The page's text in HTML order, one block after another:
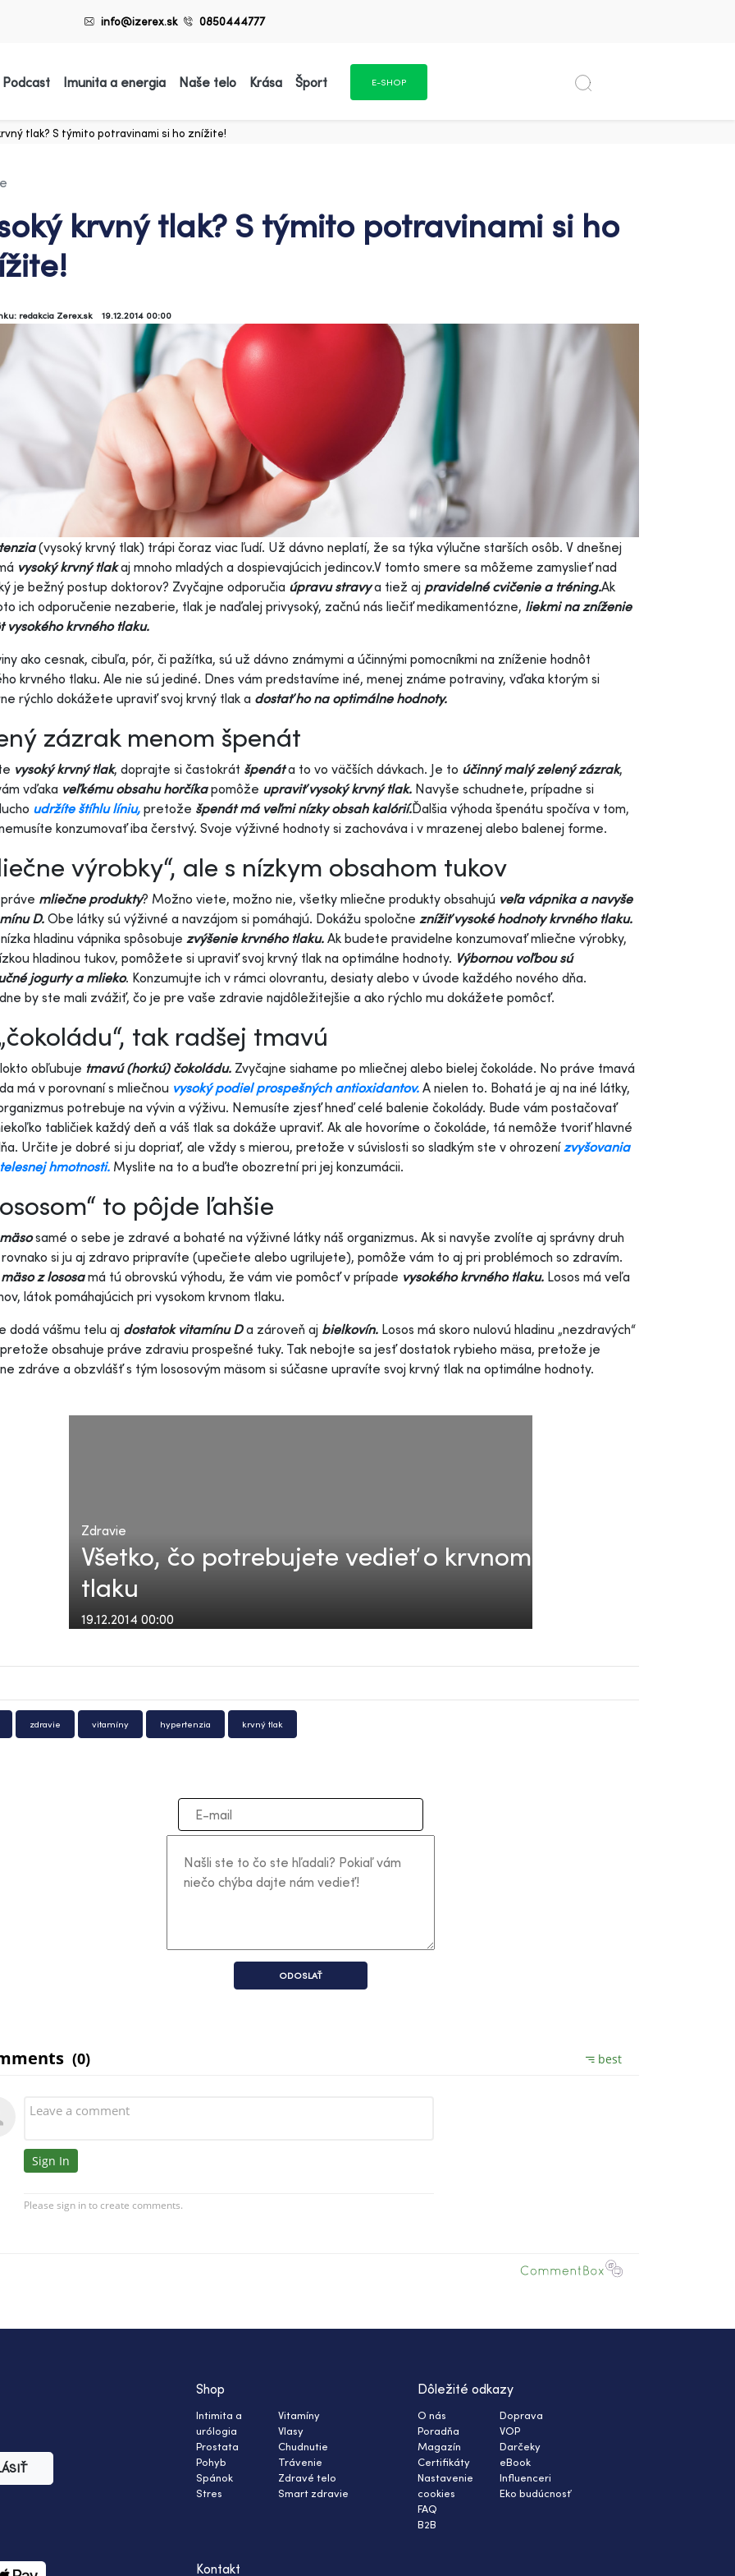
info@izerex.sk 0850444777
Imunita a energia Naše telo Krása Šport E-SHOP
tlak? S týmito potravinami si ho znížite!
krvný tlak? S týmito potravinami si ho
redakcia Zerex.sk 19.12.2014 00:00
(vysoký krvný tlak) trápi čoraz viac ľudí. Už dávno neplatí, že sa týka výlučne starších osôb. V dnešnej
vysoký krvný tlakaj mnoho mladých a dospievajúcich jedincov.V tomto smere sa môžeme zamyslieť nad
je bežný postup doktorov? Zvyčajne odporučia úpravu stravya tiež aj pravidelné cvičenie a tréning.Ak
ich odporučenie nezaberie, tlak je naďalej privysoký, začnú nás liečiť medikamentózne, liekmi na zníženie
vysokého krvného tlaku.
ako cesnak, cibuľa, pór, či pažítka, sú už dávno známymi a účinnými pomocníkmi na zníženie hodnôt
krvného tlaku. Ale nie sú jediné. Dnes vám predstavíme iné, menej známe potraviny, vďaka ktorým si
rýchlo dokážete upraviť svoj krvný tlak a dostať ho na optimálne hodnoty.
zázrak menom špenát
vysoký krvný tlak, doprajte si častokrát špenáta to vo väčších dávkach. Je to účinný malý zelený zázrak,
vďaka veľkému obsahu horčíkapomôže upraviť vysoký krvný tlak. Navyše schudnete, prípadne si
udržíte štíhlu líniu, pretože špenát má veľmi nízky obsah kalórií.Ďalšia výhoda špenátu spočíva v tom,
konzumovať iba čerstvý. Svoje výživné hodnoty si zachováva i v mrazenej alebo balenej forme.
výrobky“, ale s nízkym obsahom tukov
mliečne produkty? Možno viete, možno nie, všetky mliečne produkty obsahujú veľa vápnika a navyše
D. Obe látky sú výživné a navzájom si pomáhajú. Dokážu spoločne znížiť vysoké hodnoty krvného tlaku.
hladinu vápnika spôsobuje zvýšenie krvného tlaku. Ak budete pravidelne konzumovať mliečne výrobky,
hladinou tukov, pomôžete si upraviť svoj krvný tlak na optimálne hodnoty. Výbornou voľbou sú
jogurty a mlieko. Konzumujte ich v rámci olovrantu, desiaty alebo v úvode každého nového dňa.
by ste mali zvážiť, čo je pre vaše zdravie najdôležitejšie a ako rýchlo mu dokážete pomôcť.
tak radšej tmavú
obľubuje tmavú (horkú) čokoládu. Zvyčajne siahame po mliečnej alebo bielej čokoláde. No práve tmavá
má v porovnaní s mliečnou vysoký podiel prospešných antioxidantov. A nielen to. Bohatá je aj na iné látky,
potrebuje na vývin a výživu. Nemusíte zjesť hneď celé balenie čokolády. Bude vám postačovať
tabličiek každý deň a váš tlak sa dokáže upraviť. Ak ale hovoríme o čokoláde, tá nemôže tvoriť hlavné
Určite je dobré si ju dopriať, ale vždy s mierou, pretože v súvislosti so sladkým ste v ohrozenízvyšovania
hmotnosti. Myslite na to a buďte obozretní pri jej konzumácii.
to pôjde ľahšie
samé o sebe je zdravé a bohaté na výživné látky náš organizmus. Ak si navyše zvolíte aj správny druh
si ju aj zdravo pripravíte (upečiete alebo ugrilujete), pomôže vám to aj pri problémoch so zdravím.
mäso z lososamá tú obrovskú výhodu, že vám vie pomôcť v prípade vysokého krvného tlaku. Losos má veľa
látok pomáhajúcich pri vysokom krvnom tlaku.
dodá vášmu telu aj dostatok vitamínu Da zároveň aj bielkovín. Losos má skoro nulovú hladinu „nezdravých“
obsahuje práve zdraviu prospešné tuky. Tak nebojte sa jesť dostatok rybieho mäsa, pretože je
zdráve a obzvlášť s tým lososovým mäsom si súčasne upravíte svoj krvný tlak na optimálne hodnoty.
Zdravie
Všetko, čo potrebujete vedieť o krvnom
tlaku
19.12.2014 00:00
zdravie vitamíny hypertenzia krvný tlak
ODOSLAŤ
Shop
Intimita a
urólogia
Prostata
Pohyb
Spánok
Stres
Vitamíny
Vlasy
Chudnutie
Trávenie
Zdravé telo
Smart zdravie
Dôležité odkazy
O nás
Poradňa
Magazín
Certifikáty
Nastavenie
cookies
FAQ
B2B
Doprava
VOP
Darčeky
eBook
Influenceri
Eko budúcnosť
Kontakt